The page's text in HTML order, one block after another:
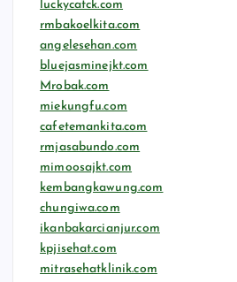
luckycatck.com
rmbakoelkita.com
angelesehan.com
bluejasminejkt.com
Mrobak.com
miekungfu.com
cafetemankita.com
rmjasabundo.com
mimoosajkt.com
kembangkawung.com
chungiwa.com
ikanbakarcianjur.com
kpjisehat.com
mitrasehatklinik.com